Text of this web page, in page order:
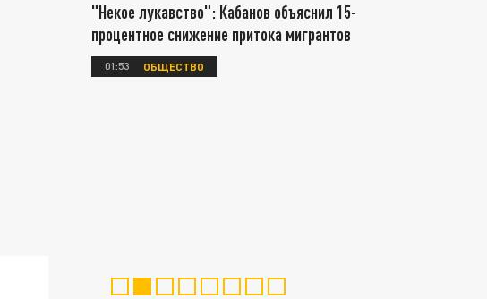
"Некое лукавство": Кабанов объяснил 15-
процентное снижение притока мигрантов
01:53 ОБЩЕСТВО